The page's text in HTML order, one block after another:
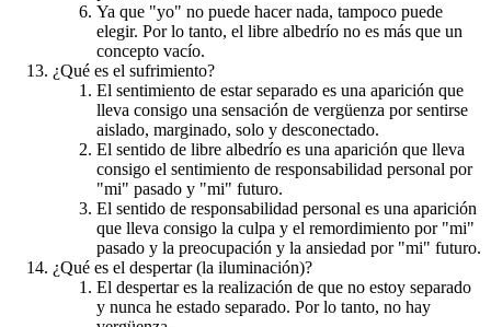
Ya que "yo" no puede hacer nada, tampoco puede
elegir. Por lo tanto, el libre albedrío no es más que un
concepto vacío.
¿Qué es el sufrimiento?
El sentimiento de estar separado es una aparición que
lleva consigo una sensación de vergüenza por sentirse
aislado, marginado, solo y desconectado.
El sentido de libre albedrío es una aparición que lleva
consigo el sentimiento de responsabilidad personal por
"mi" pasado y "mi" futuro.
El sentido de responsabilidad personal es una aparición
que lleva consigo la culpa y el remordimiento por "mi"
pasado y la preocupación y la ansiedad por "mi" futuro.
¿Qué es el despertar (la iluminación)?
El despertar es la realización de que no estoy separado
y nunca he estado separado. Por lo tanto, no hay